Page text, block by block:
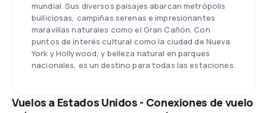
mundial. Sus diversos paisajes abarcan metrópolis
bulliciosas, campiñas serenas e impresionantes
maravillas naturales como el Gran Cañón. Con
puntos de interés cultural como la ciudad de Nueva
York y Hollywood, y belleza natural en parques
nacionales, es un destino para todas las estaciones.
Vuelos a Estados Unidos - Conexiones de vuelo